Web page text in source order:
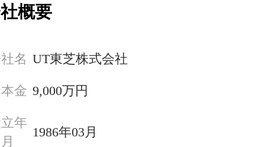
概要
名 UT東芝株式会社
金 9,000万円
年
月
1986年03月